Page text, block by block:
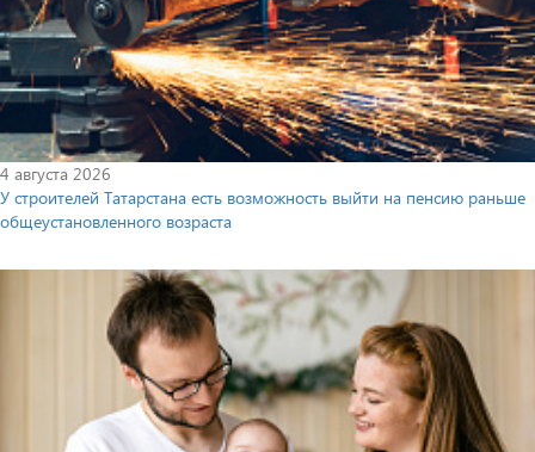
4 августа 2026
У строителей Татарстана есть возможность выйти на пенсию раньше
общеустановленного возраста